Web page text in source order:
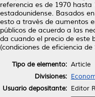
referencia es de 1970 hasta
estadounidense. Basados
esto a través de aumentos
públicos de acuerdo a las
da cuando el precio de este
(condiciones de eficiencia de
Tipo de elemento: Article
Divisiones:
Usuario depositante: Editor